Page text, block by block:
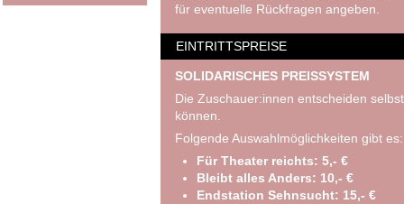
für eventuelle Rückfragen angeben.
EINTRITTSPREISE
SOLIDARISCHES PREISSYSTEM
Die Zuschauer:innen entscheiden
können.
Folgende Auswahlmöglichkeiten gibt es:
Für Theater reichts: 5,- €
Bleibt alles Anders: 10,- €
Endstation Sehnsucht: 15,- €